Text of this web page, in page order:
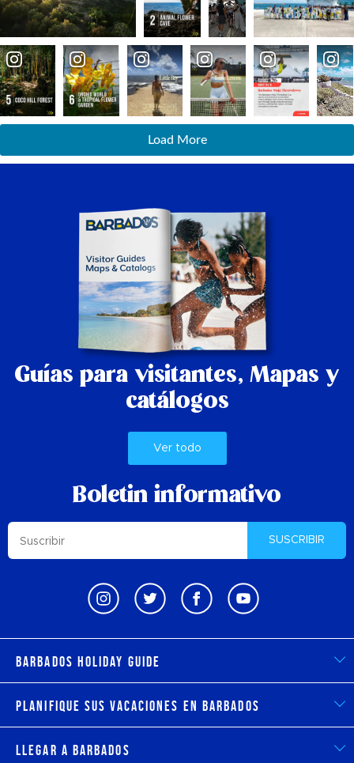
Load More
Guías para visitantes, Mapas y
catálogos
Ver todo
Boletin informativo
SUSCRIBIR
Barbados Holiday Guide
Planifique sus vacaciones en Barbados
Llegar a Barbados